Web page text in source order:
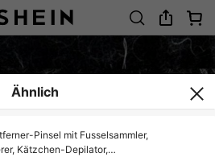
Ähnlich
Pinsel mit Fusselsammler,
Kätzchen-Depilator,